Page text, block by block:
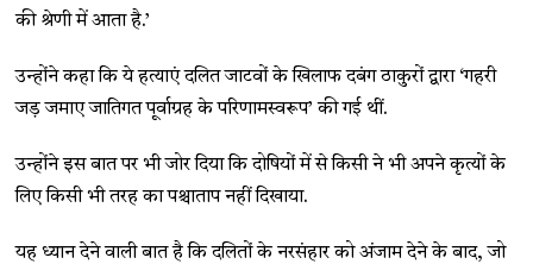
की श्रेणी में आता है.’
उन्होंने कहा कि ये हत्याएं दलित जाटवों के खिलाफ दबंग ठाकुरों द्वारा ‘गहरी
जड़ जमाए जातिगत पूर्वाग्रह के परिणामस्वरूप’ की गई थीं.
उन्होंने इस बात पर भी जोर दिया कि दोषियों में से किसी ने भी अपने कृत्यों के
लिए किसी भी तरह का पश्चाताप नहीं दिखाया.
यह ध्यान देने वाली बात है कि दलितों के नरसंहार को अंजाम देने के बाद, जो